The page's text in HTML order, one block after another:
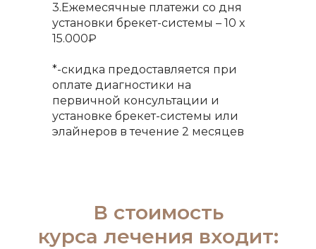
3.Ежемесячные платежи со дня
установки брекет-системы – 10 х
15.000₽
*-скидка предоставляется при
оплате диагностики на
первичной консультации и
установке брекет-системы или
элайнеров в течение 2 месяцев
В стоимость
курса лечения входит: